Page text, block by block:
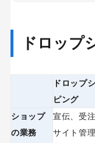
ドロップシッ
品の掲載リス
2. コンテンツ
ドロップ
ドロップ
ピング
ショップ
の業務
宣伝、受注
サイト管